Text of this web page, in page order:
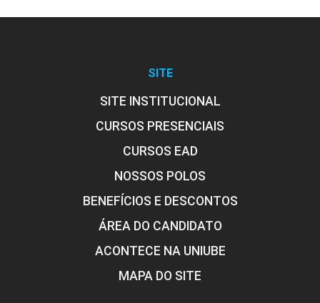
SITE
SITE INSTITUCIONAL
CURSOS PRESENCIAIS
CURSOS EAD
NOSSOS POLOS
BENEFÍCIOS E DESCONTOS
ÁREA DO CANDIDATO
ACONTECE NA UNIUBE
MAPA DO SITE